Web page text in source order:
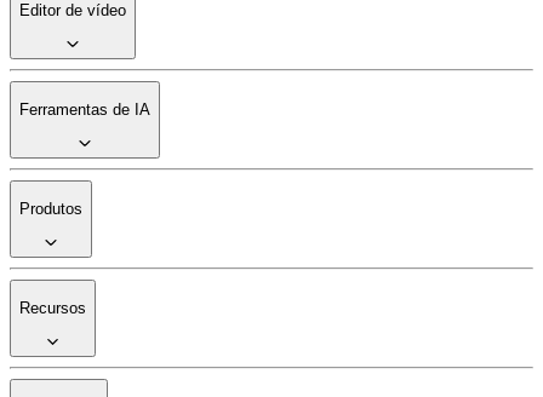
Editor de vídeo
Ferramentas de IA
Produtos
Recursos